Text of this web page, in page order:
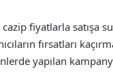
fiyatlarla satışa
fırsatları
yapılan